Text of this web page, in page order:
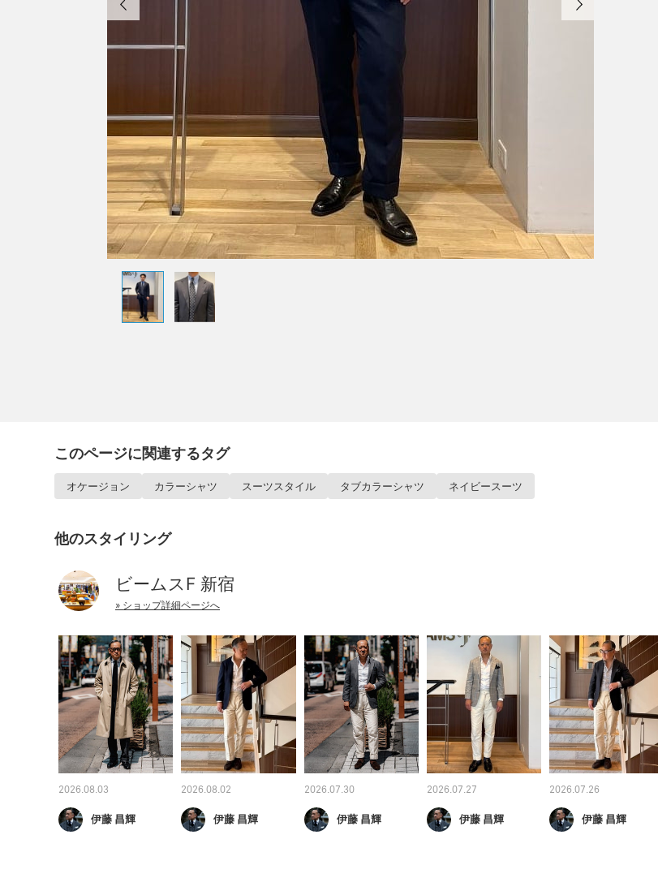
このページに関連するタグ
オケージョン カラーシャツ スーツスタイル タブカラーシャツ ネイビースーツ
他のスタイリング
ビームスF 新宿
» ショップ詳細ページへ
2026.08.03
伊藤 昌輝
2026.08.02
伊藤 昌輝
2026.07.30
伊藤 昌輝
2026.07.27
伊藤 昌輝
2026.07.26
伊藤 昌輝